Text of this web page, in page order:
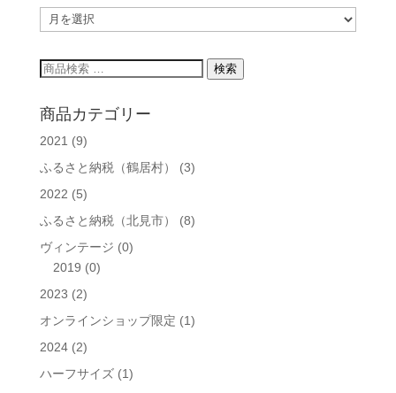
ー
カ
イ
検
対
検索
商品カテゴリー
2021 (9)
ふるさと納税（鶴居村）
(3)
2022 (5)
ふるさと納税（北見市）
(8)
ヴィンテージ (0)
2019 (0)
2023 (2)
オンラインショップ限定 (1)
2024 (2)
ハーフサイズ (1)